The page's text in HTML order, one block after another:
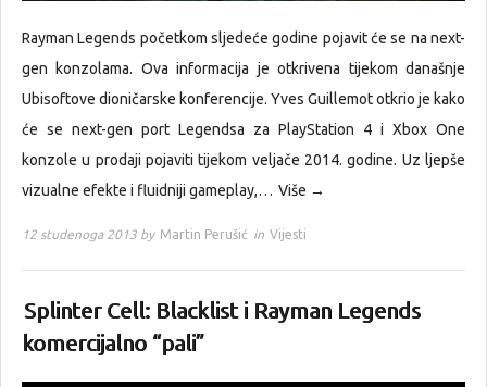
Rayman Legends početkom sljedeće godine pojavit će se na next-
gen konzolama. Ova informacija je otkrivena tijekom današnje
Ubisoftove dioničarske konferencije. Yves Guillemot otkrio je kako
će se next-gen port Legendsa za PlayStation 4 i Xbox One
konzole u prodaji pojaviti tijekom veljače 2014. godine. Uz ljepše
vizualne efekte i fluidniji gameplay,… Više →
12 studenoga 2013 by Martin Perušić in Vijesti
Splinter Cell: Blacklist i Rayman Legends
komercijalno “pali”